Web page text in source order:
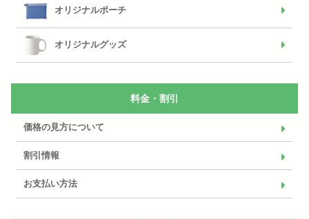
オリジナルポーチ
オリジナルグッズ
料金・割引
価格の見方について
割引情報
お支払い方法